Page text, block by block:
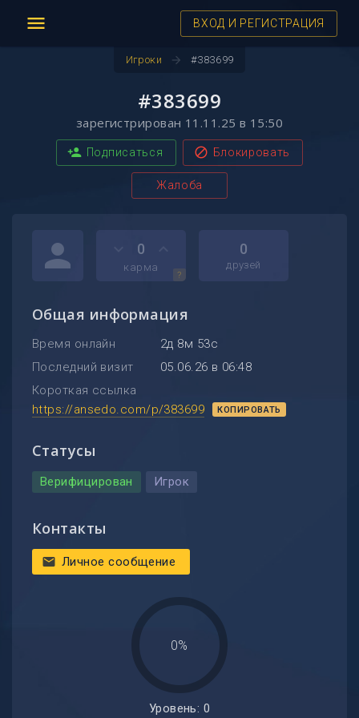
menu ВХОД И РЕГИСТРАЦИЯ
Игроки arrow_forward #383699
#383699
зарегистрирован 11.11.25 в 15:50
person_add Подписаться block Блокировать
Жалоба
person
?
0
карма
0
друзей
Общая информация
Время онлайн
2д 8м 53с
Последний визит
05.06.26 в 06:48
Короткая ссылка
https://ansedo.com/p/383699
КОПИРОВАТЬ
Статусы
Верифицирован Игрок
Контакты
mail Личное сообщение
0%
Уровень: 0